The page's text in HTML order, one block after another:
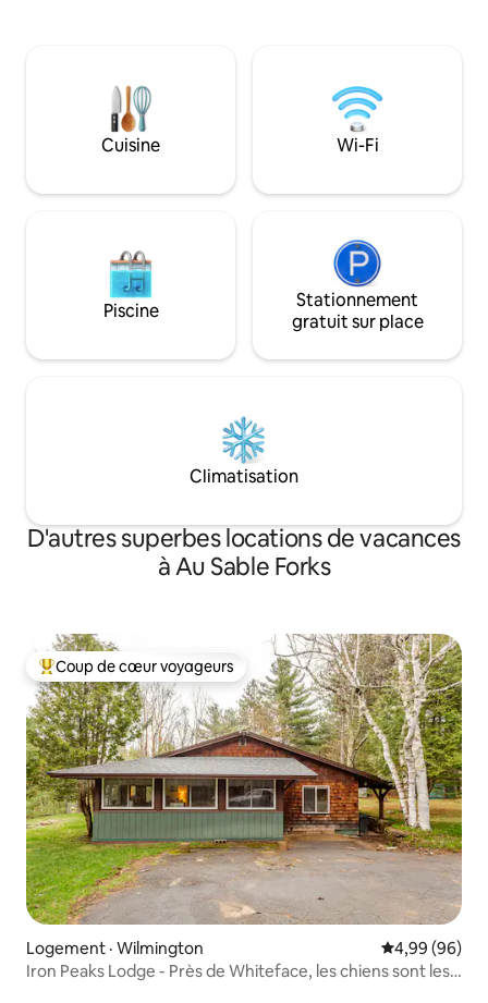
disponibles ? Découvrez notre
hébergement jumeau, Place of Poiema,
une autre retraite paisible dans les
rassemblements, les échanges et les
cabane. Dans la
trouverez un
un abri de jardin.
séjour! *
Airbnb.
Cuisine Wi-Fi
Piscine
Stationnement
gratuit sur place
Climatisation
D'autres superbes locations de vacances
à Au Sable Forks
Coup de cœur voyageurs parmi les plus aimés
Coup de cœur voyageurs
Logement · Wilmington Note
4,99 (96)
Iron Peaks Lodge - Près de Whiteface, les chiens sont les